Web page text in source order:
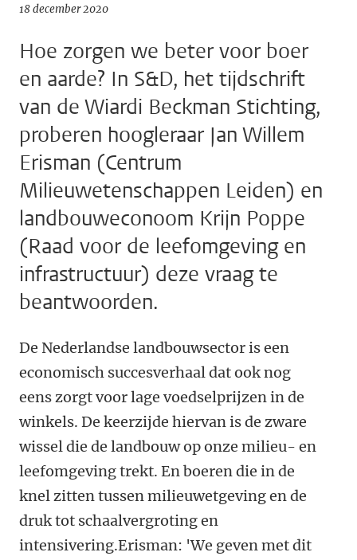
18 december 2020
Hoe zorgen we beter voor boer
en aarde? In S&D, het tijdschrift
van de Wiardi Beckman Stichting,
proberen hoogleraar Jan Willem
Erisman (Centrum
Milieuwetenschappen Leiden) en
landbouweconoom Krijn Poppe
(Raad voor de leefomgeving en
infrastructuur) deze vraag te
beantwoorden.
De Nederlandse landbouwsector is een
economisch succesverhaal dat ook nog
eens zorgt voor lage voedselprijzen in de
winkels. De keerzijde hiervan is de zware
wissel die de landbouw op onze milieu- en
leefomgeving trekt. En boeren die in de
knel zitten tussen milieuwetgeving en de
druk tot schaalvergroting en
intensivering.Erisman: 'We geven met dit